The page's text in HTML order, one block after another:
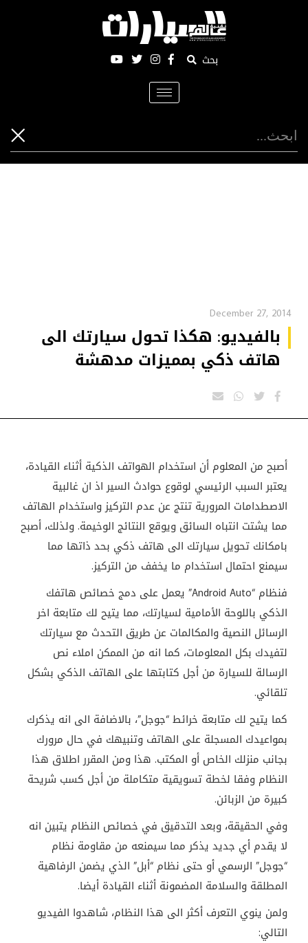
بحث
Toggle
navigation
December 27, 2014
بالفيديو: هكذا تحول سيارتك الى
هاتف ذكي بمميزات مدهشة
أصبح من المعلوم أن استخدام الهواتف الذكية أثناء القيادة،
يعتبر السبب الرئيسي لوقوع حوادث السير اذ ان غالبية
الاصطدامات المرورية تنتج عن عدم التركيز واستخدام الهاتف
مما يشتت انتباه السائق ويوقع النتائج الوخيمة. ولذلك، أصبح
بامكانك تحويل سيارتك الى هاتف ذكي بحد ذاتها مما
سيمنع احتمال استخدام ما يخفف من التركيز.
فنظام “Android Auto” يعمل على دمج خصائص هاتفك
الذكي باللوحة الأمامية لسيارتك، مما يتيح لك متابعة اخر
الرسائل النصية والمكالمات عن طريق التحدث مع سيارتك
لتفيدك بكل المعلومات، كما انه من الممكن املاء نص
الرسالة للسيارة من أجل كتابتها على الهاتف الذكي بشكل
تلقائي.
كما يتيح لك متابعة خرائط “جوجل”، بالاضافة الى انه يذكرك
بمواعيدك المسجلة على الهاتف وتنبيهك في حال مرورك
بجانب منزلك الخاص أو المكتب. هذا ومن المقرر اطلاق هذا
النظام وفقا لخطة تسويقية متكاملة من أجل كسب شريحة
كبيرة من الزبائن.
وفي الحقيقة، وبعد التدقيق في خصائص النظام يتبين انه
لا يقدم أي جديد يذكر مما سيمنعه من مقاومة نظام
“جوجل” الرسمي أو حتى نظام “أبل” الذي يضمن الرفاهية
المطلقة والسلامة المضمونة أثناء القيادة أيضا.
ولمن ينوي التعرف أكثر الى هذا النظام، شاهدوا الفيديو
التالي: